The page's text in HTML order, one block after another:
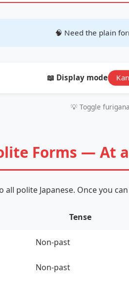
🧠 Need the plain
📖 Display mode:
💡 Toggle
Forms — At
all polite Japanese. Once you
Tense
Non‑past
Non‑past